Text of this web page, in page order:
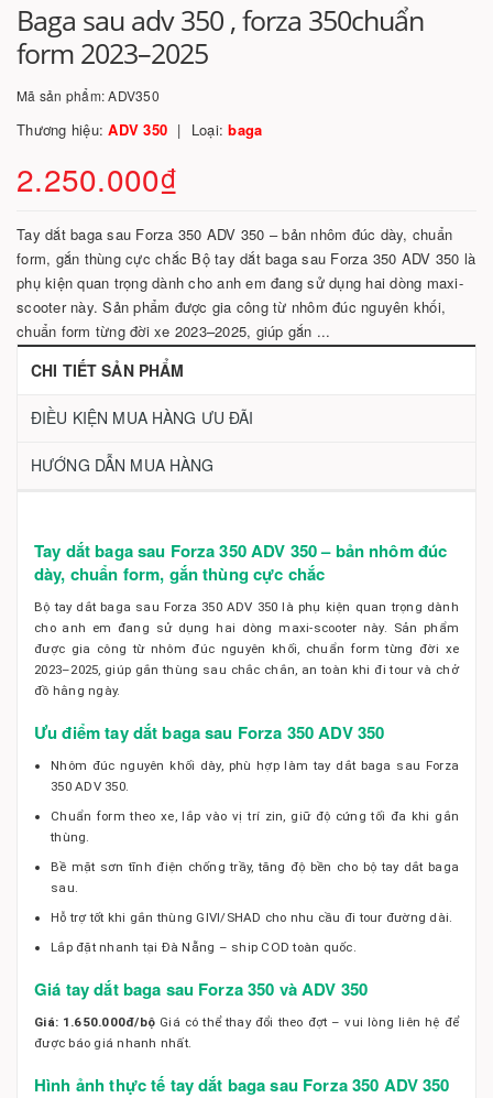
Baga sau adv 350 , forza 350chuẩn
form 2023–2025
Mã sản phẩm:ADV350
Thương hiệu:ADV 350 Loại:baga
2.250.000₫
Tay dắt baga sau Forza 350 ADV 350 – bản nhôm đúc dày, chuẩn
form, gắn thùng cực chắc Bộ tay dắt baga sau Forza 350 ADV 350 là
phụ kiện quan trọng dành cho anh em đang sử dụng hai dòng maxi-
scooter này. Sản phẩm được gia công từ nhôm đúc nguyên khối,
chuẩn form từng đời xe 2023–2025, giúp gắn ...
CHI TIẾT SẢN PHẨM
ĐIỀU KIỆN MUA HÀNG ƯU ĐÃI
HƯỚNG DẪN MUA HÀNG
Tay dắt baga sau Forza 350 ADV 350 – bản nhôm đúc
dày, chuẩn form, gắn thùng cực chắc
Bộ tay dắt baga sau Forza 350 ADV 350 là phụ kiện quan trọng dành
cho anh em đang sử dụng hai dòng maxi-scooter này. Sản phẩm
được gia công từ nhôm đúc nguyên khối, chuẩn form từng đời xe
2023–2025, giúp gắn thùng sau chắc chắn, an toàn khi đi tour và chở
đồ hằng ngày.
Ưu điểm tay dắt baga sau Forza 350 ADV 350
Nhôm đúc nguyên khối dày, phù hợp làm tay dắt baga sau Forza
350 ADV 350.
Chuẩn form theo xe, lắp vào vị trí zin, giữ độ cứng tối đa khi gắn
thùng.
Bề mặt sơn tĩnh điện chống trầy, tăng độ bền cho bộ tay dắt baga
sau.
Hỗ trợ tốt khi gắn thùng GIVI/SHAD cho nhu cầu đi tour đường dài.
Lắp đặt nhanh tại Đà Nẵng – ship COD toàn quốc.
Giá tay dắt baga sau Forza 350 và ADV 350
Giá: 1.650.000đ/bộ Giá có thể thay đổi theo đợt – vui lòng liên hệ để
được báo giá nhanh nhất.
Hình ảnh thực tế tay dắt baga sau Forza 350 ADV 350